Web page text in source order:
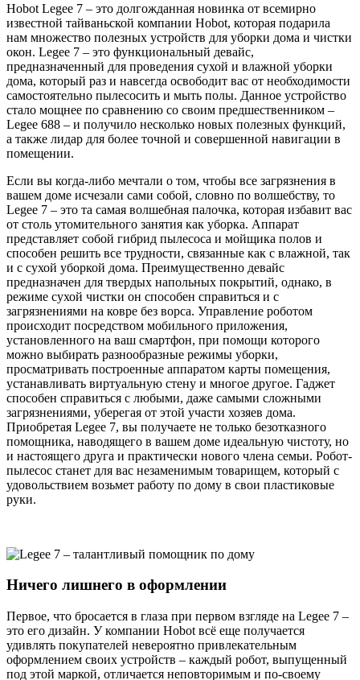
Hobot Legee 7 – это долгожданная новинка от всемирно
известной тайваньской компании Hobot, которая подарила
нам множество полезных устройств для уборки дома и чистки
окон. Legee 7 – это функциональный девайс,
предназначенный для проведения сухой и влажной уборки
дома, который раз и навсегда освободит вас от необходимости
самостоятельно пылесосить и мыть полы. Данное устройство
стало мощнее по сравнению со своим предшественником –
Legee 688 – и получило несколько новых полезных функций,
а также лидар для более точной и совершенной навигации в
помещении.
Если вы когда-либо мечтали о том, чтобы все загрязнения в
вашем доме исчезали сами собой, словно по волшебству, то
Legee 7 – это та самая волшебная палочка, которая избавит вас
от столь утомительного занятия как уборка. Аппарат
представляет собой гибрид пылесоса и мойщика полов и
способен решить все трудности, связанные как с влажной, так
и с сухой уборкой дома. Преимущественно девайс
предназначен для твердых напольных покрытий, однако, в
режиме сухой чистки он способен справиться и с
загрязнениями на ковре без ворса. Управление роботом
происходит посредством мобильного приложения,
установленного на ваш смартфон, при помощи которого
можно выбирать разнообразные режимы уборки,
просматривать построенные аппаратом карты помещения,
устанавливать виртуальную стену и многое другое. Гаджет
способен справиться с любыми, даже самыми сложными
загрязнениями, уберегая от этой участи хозяев дома.
Приобретая Legee 7, вы получаете не только безотказного
помощника, наводящего в вашем доме идеальную чистоту, но
и настоящего друга и практически нового члена семьи. Робот-
пылесос станет для вас незаменимым товарищем, который с
удовольствием возьмет работу по дому в свои пластиковые
руки.
Ничего лишнего в оформлении
Первое, что бросается в глаза при первом взгляде на Legee 7 –
это его дизайн. У компании Hobot всё еще получается
удивлять покупателей невероятно привлекательным
оформлением своих устройств – каждый робот, выпущенный
под этой маркой, отличается неповторимым и по-своему